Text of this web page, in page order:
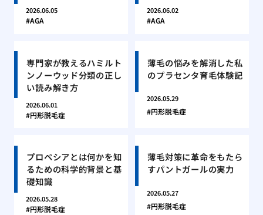
2026.06.05
AGA
2026.06.02
AGA
専門家が教えるハミルト
ンノーウッド分類の正し
い読み解き方
2026.06.01
円形脱毛症
薄毛の悩みを解消した私
のプラセンタ育毛体験記
2026.05.29
円形脱毛症
プロペシアとは何かを知
るための科学的背景と基
礎知識
2026.05.28
円形脱毛症
薄毛対策に革命をもたら
すパントガールの実力
2026.05.27
円形脱毛症